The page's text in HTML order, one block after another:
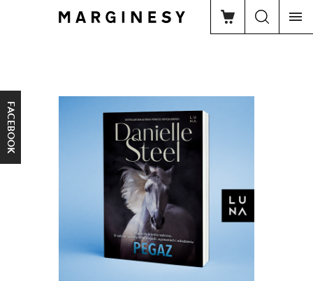
FACEBOOK